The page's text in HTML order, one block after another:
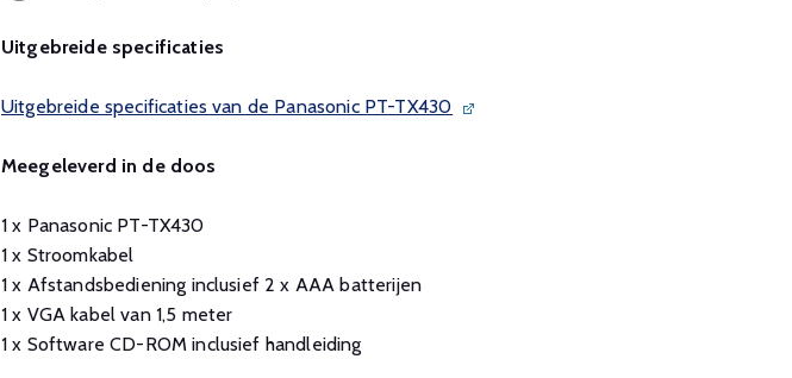
Uitgebreide specificaties
Uitgebreide specificaties van de Panasonic PT-TX430
Meegeleverd in de doos
1 x Panasonic PT-TX430
1 x Stroomkabel
1 x Afstandsbediening inclusief 2 x AAA batterijen
1 x VGA kabel van 1,5 meter
1 x Software CD-ROM inclusief handleiding